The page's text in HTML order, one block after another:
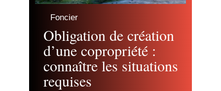
Foncier
Obligation de création
d’une copropriété :
connaître les situations
requises